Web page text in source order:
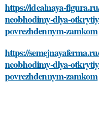
https://idealnaya-
neobhodimy-dlya-
povrezhdennym-zamkom
https://
neobhodimy-dlya-
povrezhdennym-zamkom